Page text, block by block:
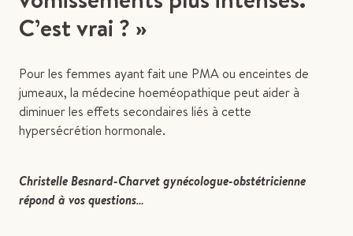
C’est vrai ? »
Pour les femmes ayant fait une PMA ou enceintes de
jumeaux, la médecine hoeméopathique peut aider à
diminuer les effets secondaires liés à cette
hypersécrétion hormonale.
Christelle Besnard-Charvet gynécologue-obstétricienne
répond à vos questions…